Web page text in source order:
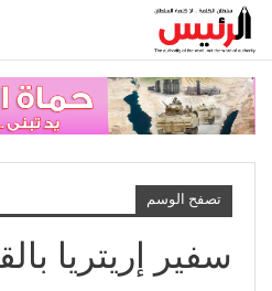
تصفح الوسم
سفير إريتريا